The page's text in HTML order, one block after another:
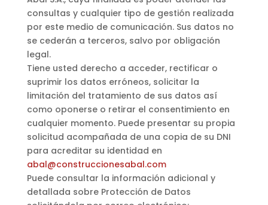
consultas y cualquier tipo de gestión realizada
por este medio de comunicación. Sus datos no
se cederán a terceros, salvo por obligación
legal.
Tiene usted derecho a acceder, rectificar o
suprimir los datos erróneos, solicitar la
limitación del tratamiento de sus datos así
como oponerse o retirar el consentimiento en
cualquier momento. Puede presentar su propia
solicitud acompañada de una copia de su DNI
para acreditar su identidad en
abal@construccionesabal.com
Puede consultar la información adicional y
detallada sobre Protección de Datos